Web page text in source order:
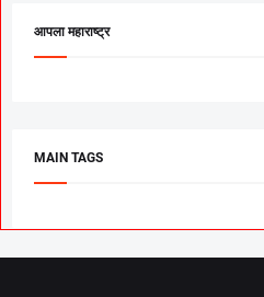
आपला महाराष्ट्र
MAIN TAGS